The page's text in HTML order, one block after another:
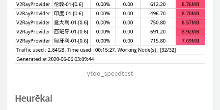
ytoo_speedtest
Heurēka!